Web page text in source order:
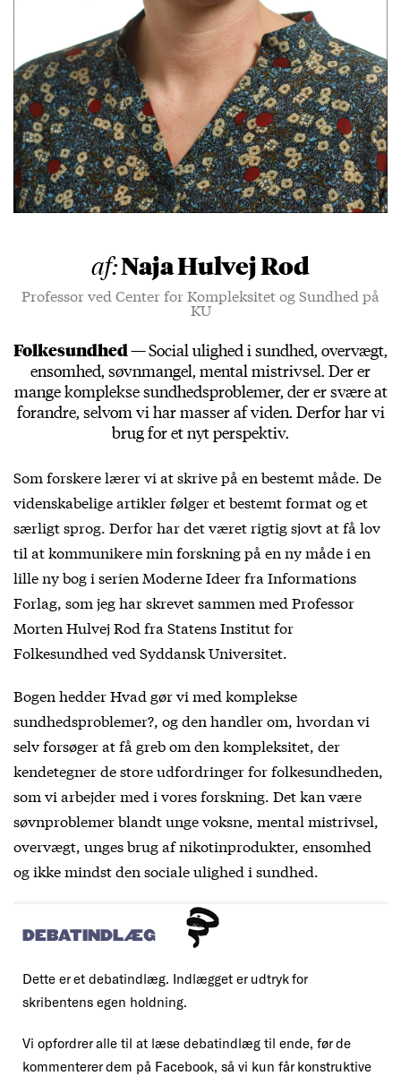
af:Naja Hulvej Rod
Professor ved Center for Kompleksitet og Sundhed på
KU
Folkesundhed —Social ulighed i sundhed, overvægt,
ensomhed, søvnmangel, mental mistrivsel. Der er
mange komplekse sundhedsproblemer, der er svære at
forandre, selvom vi har masser af viden. Derfor har vi
brug for et nyt perspektiv.
Som forskere lærer vi at skrive på en bestemt måde. De
videnskabelige artikler følger et bestemt format og et
særligt sprog. Derfor har det været rigtig sjovt at få lov
til at kommunikere min forskning på en ny måde i en
lille ny bog i serien Moderne Ideer fra Informations
Forlag, som jeg har skrevet sammen med Professor
Morten Hulvej Rod fra Statens Institut for
Folkesundhed ved Syddansk Universitet.
Bogen hedder Hvad gør vi med komplekse
sundhedsproblemer?, og den handler om, hvordan vi
selv forsøger at få greb om den kompleksitet, der
kendetegner de store udfordringer for folkesundheden,
som vi arbejder med i vores forskning. Det kan være
søvnproblemer blandt unge voksne, mental mistrivsel,
overvægt, unges brug af nikotinprodukter, ensomhed
og ikke mindst den sociale ulighed i sundhed.
DEBATINDLÆG
Dette er et debatindlæg. Indlægget er udtryk for
skribentens egen holdning.
Vi opfordrer alle til at læse debatindlæg til ende, før de
kommenterer dem på Facebook, så vi kun får konstruktive